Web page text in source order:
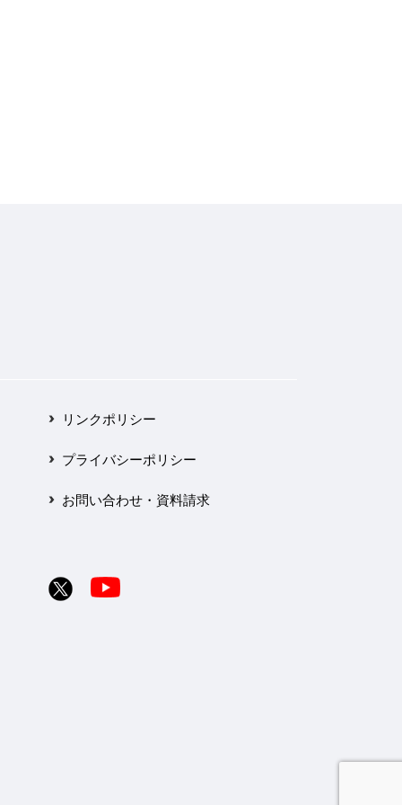
リンクポリシー
プライバシーポリシー
お問い合わせ・資料請求